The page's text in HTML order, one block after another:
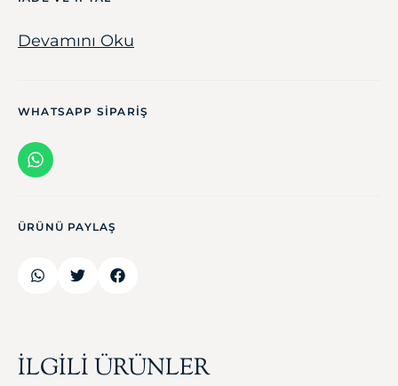
Devamını Oku
WHATSAPP SIPARIŞ
ÜRÜNÜ PAYLAŞ
İLGİLİ ÜRÜNLER